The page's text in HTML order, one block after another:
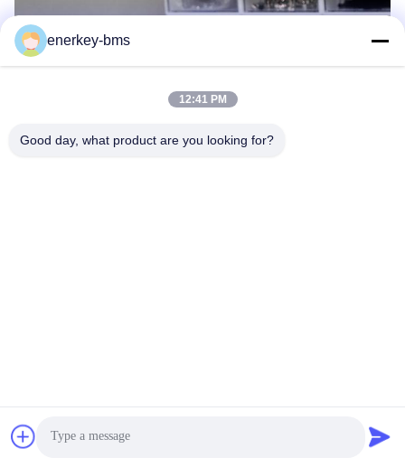
enerkey-bms
12:41 PM
Good day, what product are you looking for?